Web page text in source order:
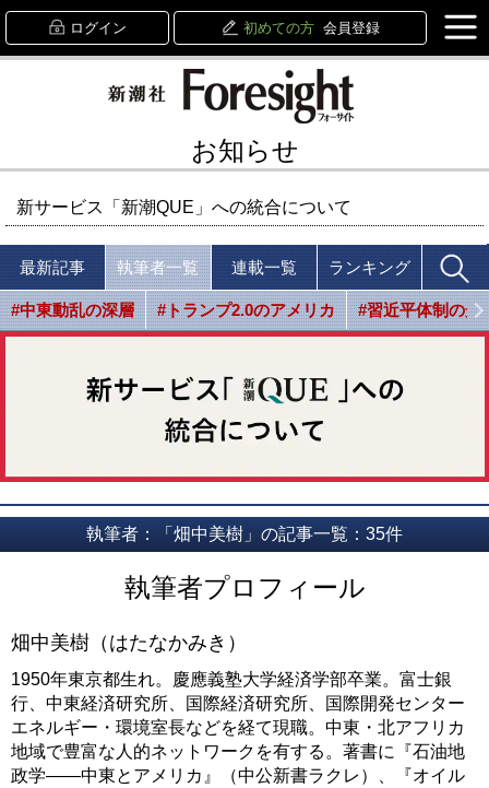
ログイン 初めての方 会員登録
お知らせ
新サービス「新潮QUE」への統合について
最新記事 執筆者一覧 連載一覧 ランキング
#中東動乱の深層 #トランプ2.0のアメリカ #習近平体制の光
執筆者：「畑中美樹」の記事一覧：35件
執筆者プロフィール
畑中美樹（はたなかみき）
1950年東京都生れ。慶應義塾大学経済学部卒業。富士銀
行、中東経済研究所、国際経済研究所、国際開発センター
エネルギー・環境室長などを経て現職。中東・北アフリカ
地域で豊富な人的ネットワークを有する。著書に『石油地
政学――中東とアメリカ』（中公新書ラクレ）、『オイル